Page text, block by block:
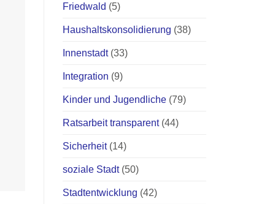
Friedwald (5)
Haushaltskonsolidierung (38)
Innenstadt(33)
Integration (9)
Kinder und Jugendliche (79)
Ratsarbeit transparent(44)
Sicherheit(14)
soziale Stadt(50)
Stadtentwicklung (42)